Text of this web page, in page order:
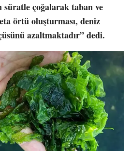
süratle çoğalarak taban ve
örtü oluşturması, deniz
azaltmaktadır” dedi.